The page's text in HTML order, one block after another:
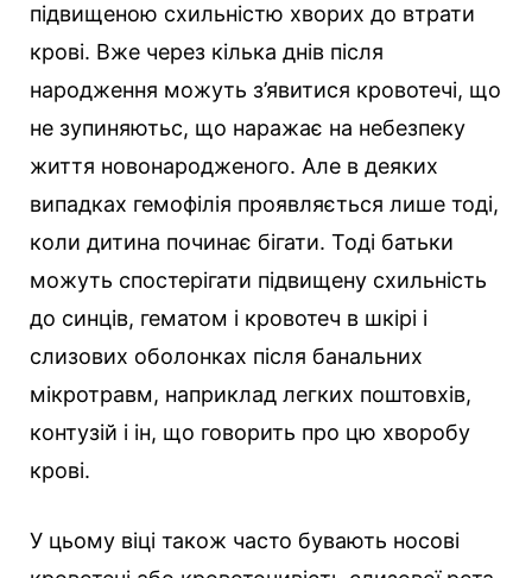
підвищеною схильністю хворих до втрати
крові. Вже через кілька днів після
народження можуть з’явитися кровотечі, що
не зупиняютьс, що наражає на небезпеку
життя новонародженого. Але в деяких
випадках гемофілія проявляється лише тоді,
коли дитина починає бігати. Тоді батьки
можуть спостерігати підвищену схильність
до синців, гематом і кровотеч в шкірі і
слизових оболонках після банальних
мікротравм, наприклад легких поштовхів,
контузій і ін, що говорить про цю хворобу
крові.
У цьому віці також часто бувають носові